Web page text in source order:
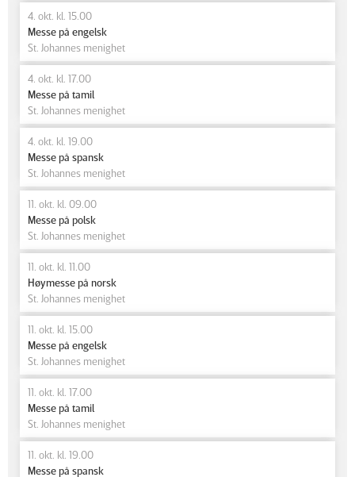
4. okt. kl. 15.00
Messe på engelsk
St. Johannes menighet
4. okt. kl. 17.00
Messe på tamil
St. Johannes menighet
4. okt. kl. 19.00
Messe på spansk
St. Johannes menighet
11. okt. kl. 09.00
Messe på polsk
St. Johannes menighet
11. okt. kl. 11.00
Høymesse på norsk
St. Johannes menighet
11. okt. kl. 15.00
Messe på engelsk
St. Johannes menighet
11. okt. kl. 17.00
Messe på tamil
St. Johannes menighet
11. okt. kl. 19.00
Messe på spansk